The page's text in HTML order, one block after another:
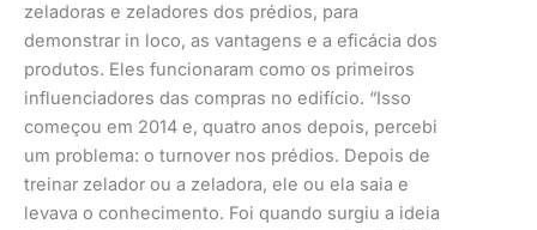
zeladoras e zeladores dos prédios, para
demonstrar in loco, as vantagens e a eficácia dos
produtos. Eles funcionaram como os primeiros
influenciadores das compras no edifício. “Isso
começou em 2014 e, quatro anos depois, percebi
um problema: o turnover nos prédios. Depois de
treinar zelador ou a zeladora, ele ou ela saia e
levava o conhecimento. Foi quando surgiu a ideia